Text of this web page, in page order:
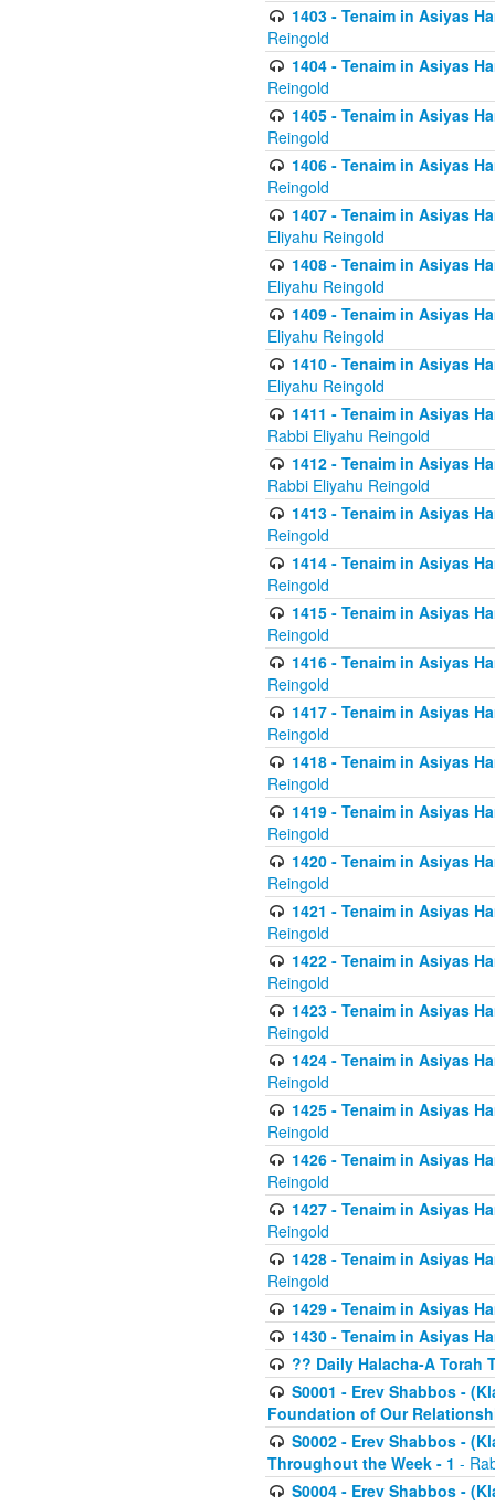
1403 - Tenaim in Asiyas
Reingold
1404 - Tenaim in Asiyas
Reingold
1405 - Tenaim in Asiyas
Reingold
1406 - Tenaim in Asiyas
Reingold
1407 - Tenaim in Asiyas
Eliyahu Reingold
1408 - Tenaim in Asiyas
Eliyahu Reingold
1409 - Tenaim in Asiyas
Eliyahu Reingold
1410 - Tenaim in Asiyas
Eliyahu Reingold
1411 - Tenaim in Asiyas
Rabbi Eliyahu Reingold
1412 - Tenaim in Asiyas
Rabbi Eliyahu Reingold
1413 - Tenaim in Asiyas
Reingold
1414 - Tenaim in Asiyas
Reingold
1415 - Tenaim in Asiyas
Reingold
1416 - Tenaim in Asiyas
Reingold
1417 - Tenaim in Asiyas
Reingold
1418 - Tenaim in Asiyas
Reingold
1419 - Tenaim in Asiyas
Reingold
1420 - Tenaim in Asiyas
Reingold
1421 - Tenaim in Asiyas
Reingold
1422 - Tenaim in Asiyas
Reingold
1423 - Tenaim in Asiyas
Reingold
1424 - Tenaim in Asiyas
Reingold
1425 - Tenaim in Asiyas
Reingold
1426 - Tenaim in Asiyas
Reingold
1427 - Tenaim in Asiyas
Reingold
1428 - Tenaim in Asiyas
Reingold
1429 - Tenaim in Asiyas
1430 - Tenaim in Asiyas
?? Daily Halacha-A Torah
S0001 - Erev Shabbos -
Foundation of Our
S0002 - Erev Shabbos -
Throughout the Week - 1 -
S0004 - Erev Shabbos -